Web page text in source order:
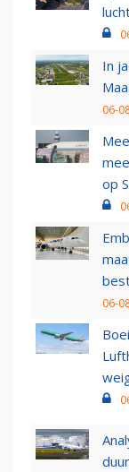
In
06-
op
06-